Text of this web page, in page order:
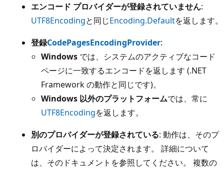
エンコード プロバイダーが登録されていません:
UTF8Encodingと同じEncoding.Defaultを返します。
登録CodePagesEncodingProvider:
Windows では、システムのアクティブなコード
ページに一致するエンコードを返します (.NET
Framework の動作と同じです)。
Windows 以外のプラットフォームでは、常に
UTF8Encodingを返します。
別のプロバイダーが登録されている: 動作は、そのプ
ロバイダーによって決定されます。 詳細について
は、そのドキュメントを参照してください。 複数の